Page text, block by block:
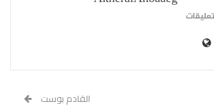
تعليقات
القادم بوست